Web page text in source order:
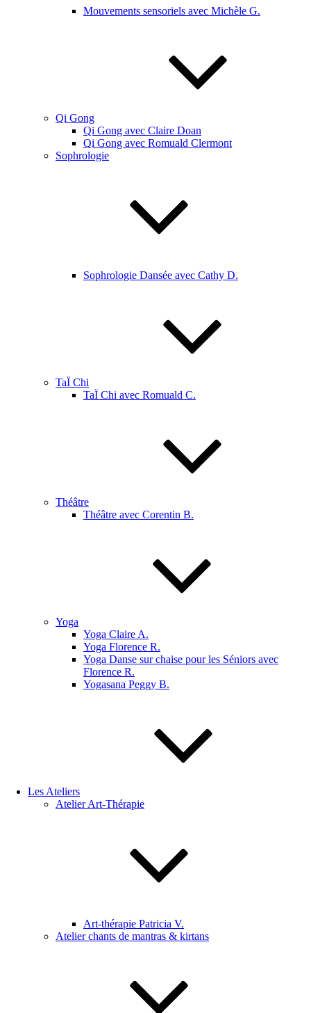
Mouvements sensoriels avec Michèle G.
Qi Gong
Qi Gong avec Claire Doan
Qi Gong avec Romuald Clermont
Sophrologie
Sophrologie Dansée avec Cathy D.
TaÏ Chi
TaÏ Chi avec Romuald C.
Théâtre
Théâtre avec Corentin B.
Yoga
Yoga Claire A.
Yoga Florence R.
Yoga Danse sur chaise pour les Séniors avec
Florence R.
Yogasana Peggy B.
Les Ateliers
Atelier Art-Thérapie
Art-thérapie Patricia V.
Atelier chants de mantras & kirtans